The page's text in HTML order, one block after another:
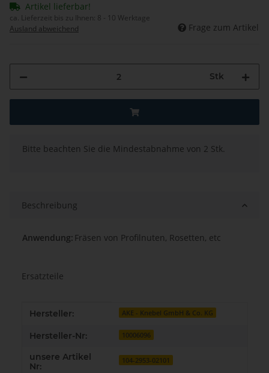
Artikel lieferbar!
ca. Lieferzeit bis zu Ihnen: 8 - 10 Werktage
Ausland abweichend
Frage zum Artikel
Stk
xBitte beachten Sie die Mindestabnahme von 2 Stk.
Beschreibung
Anwendung: Fräsen von Profilnuten, Rosetten, etc
Ersatzteile
Produkteigenschaft
Wert
Hersteller: AKE - Knebel GmbH & Co. KG
Hersteller-Nr: 10006096
unsere Artikel
Nr:
104-2953-02101